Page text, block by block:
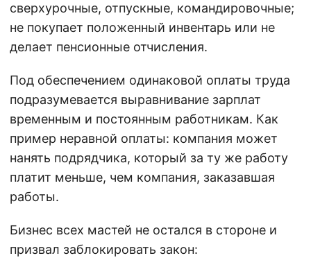
сверхурочные, отпускные, командировочные;
не покупает положенный инвентарь или не
делает пенсионные отчисления.
Под обеспечением одинаковой оплаты труда
подразумевается выравнивание зарплат
временным и постоянным работникам. Как
пример неравной оплаты: компания может
нанять подрядчика, который за ту же работу
платит меньше, чем компания, заказавшая
работы.
Бизнес всех мастей не остался в стороне и
призвал заблокировать закон: